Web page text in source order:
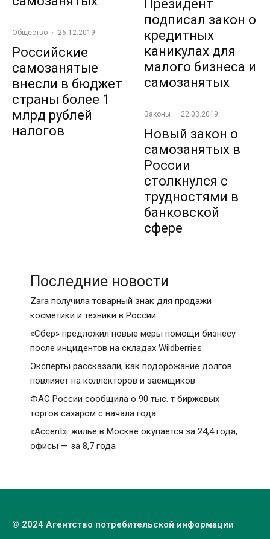
Общество · 26.12.2019
Российские
самозанятые
внесли в бюджет
страны более 1
млрд рублей
налогов
Президент
подписал закон о
кредитных
каникулах для
малого бизнеса и
самозанятых
Законы · 22.03.2019
Новый закон о
самозанятых в
России
столкнулся с
трудностями в
банковской
сфере
Последние новости
Zara получила товарный знак для продажи
косметики и техники в России
«Сбер» предложил новые меры помощи бизнесу
после инцидентов на складах Wildberries
Эксперты рассказали, как подорожание долгов
повлияет на коллекторов и заемщиков
ФАС России сообщила о 90 тыс. т биржевых
торгов сахаром с начала года
«Accent»: жилье в Москве окупается за 24,4 года,
офисы — за 8,7 года
© 2024 Агентство потребительской информации